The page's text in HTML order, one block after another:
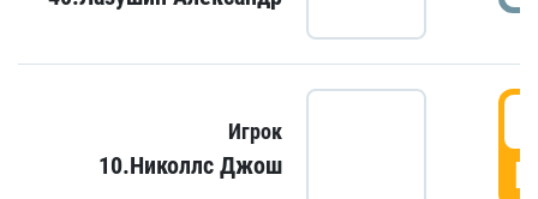
Игрок
10.Николлс Джош